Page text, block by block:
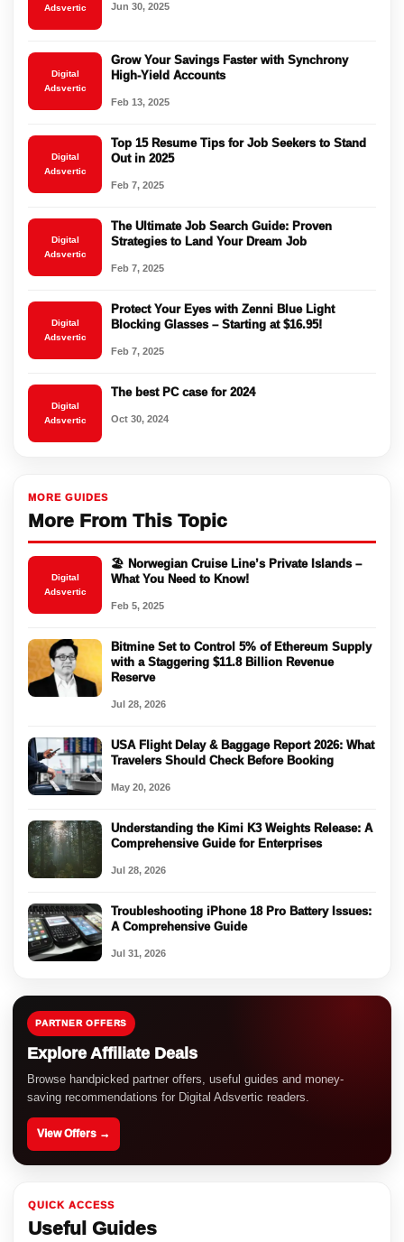
Adsvertic
Jun 30, 2025
Digital
Adsvertic
Grow Your Savings Faster with Synchrony
High-Yield Accounts
Feb 13, 2025
Digital
Adsvertic
Top 15 Resume Tips for Job Seekers to Stand
Out in 2025
Feb 7, 2025
Digital
Adsvertic
The Ultimate Job Search Guide: Proven
Strategies to Land Your Dream Job
Feb 7, 2025
Digital
Adsvertic
Protect Your Eyes with Zenni Blue Light
Blocking Glasses – Starting at $16.95!
Feb 7, 2025
Digital
Adsvertic
The best PC case for 2024
Oct 30, 2024
MORE GUIDES
More From This Topic
Digital
Adsvertic
🏖️ Norwegian Cruise Line’s Private Islands –
What You Need to Know!
Feb 5, 2025
Bitmine Set to Control 5% of Ethereum Supply
with a Staggering $11.8 Billion Revenue
Reserve
Jul 28, 2026
USA Flight Delay & Baggage Report 2026: What
Travelers Should Check Before Booking
May 20, 2026
Understanding the Kimi K3 Weights Release: A
Comprehensive Guide for Enterprises
Jul 28, 2026
Troubleshooting iPhone 18 Pro Battery Issues:
A Comprehensive Guide
Jul 31, 2026
PARTNER OFFERS
Explore Affiliate Deals
Browse handpicked partner offers, useful guides and money-
saving recommendations for Digital Adsvertic readers.
View Offers →
QUICK ACCESS
Useful Guides